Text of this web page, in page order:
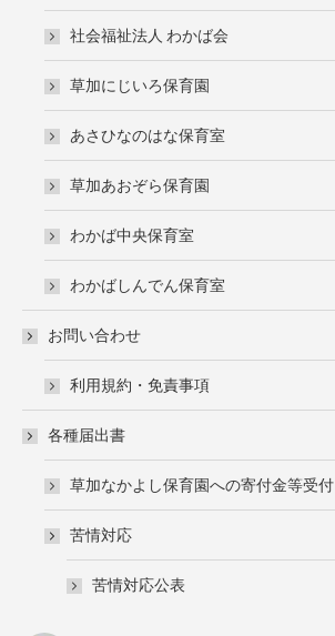
社会福祉法人 わかば会
草加にじいろ保育園
あさひなのはな保育室
草加あおぞら保育園
わかば中央保育室
わかばしんでん保育室
お問い合わせ
利用規約・免責事項
各種届出書
草加なかよし保育園への寄付金等受付
苦情対応
苦情対応公表